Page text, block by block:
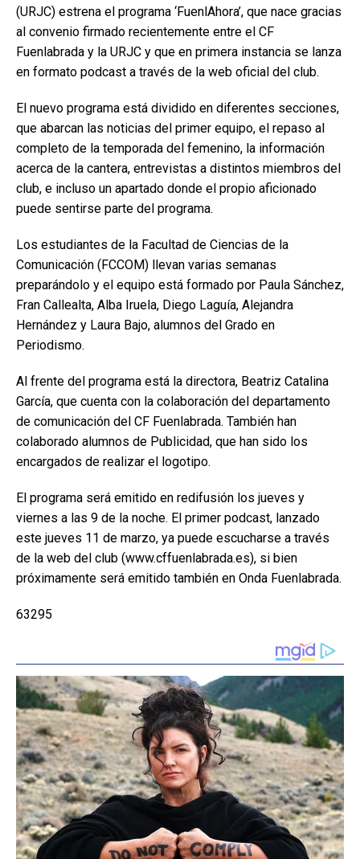
(URJC) estrena el programa ‘FuenlAhora’, que nace gracias
al convenio firmado recientemente entre el CF
Fuenlabrada y la URJC y que en primera instancia se lanza
en formato podcast a través de la web oficial del club.
El nuevo programa está dividido en diferentes secciones,
que abarcan las noticias del primer equipo, el repaso al
completo de la temporada del femenino, la información
acerca de la cantera, entrevistas a distintos miembros del
club, e incluso un apartado donde el propio aficionado
puede sentirse parte del programa.
Los estudiantes de la Facultad de Ciencias de la
Comunicación (FCCOM) llevan varias semanas
preparándolo y el equipo está formado por Paula Sánchez,
Fran Callealta, Alba Iruela, Diego Laguía, Alejandra
Hernández y Laura Bajo, alumnos del Grado en
Periodismo.
Al frente del programa está la directora, Beatriz Catalina
García, que cuenta con la colaboración del departamento
de comunicación del CF Fuenlabrada. También han
colaborado alumnos de Publicidad, que han sido los
encargados de realizar el logotipo.
El programa será emitido en redifusión los jueves y
viernes a las 9 de la noche. El primer podcast, lanzado
este jueves 11 de marzo, ya puede escucharse a través
de la web del club (www.cffuenlabrada.es), si bien
próximamente será emitido también en Onda Fuenlabrada.
63295